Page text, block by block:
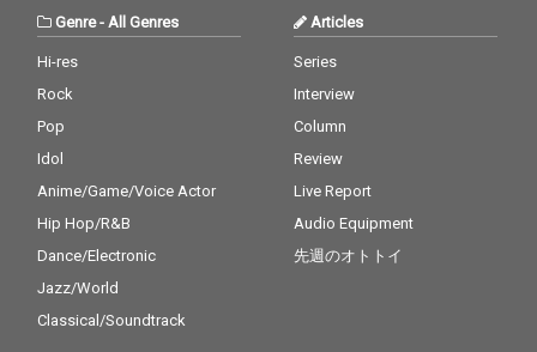
Genre- All Genres
Hi-res
Rock
Pop
Idol
Anime/Game/Voice Actor
Hip Hop/R&B
Dance/Electronic
Jazz/World
Classical/Soundtrack
Articles
Series
Interview
Column
Review
Live Report
Audio Equipment
先週のオトトイ